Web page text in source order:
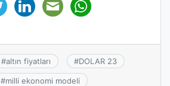
#altın fiyatları #DOLAR 23
#milli ekonomi modeli